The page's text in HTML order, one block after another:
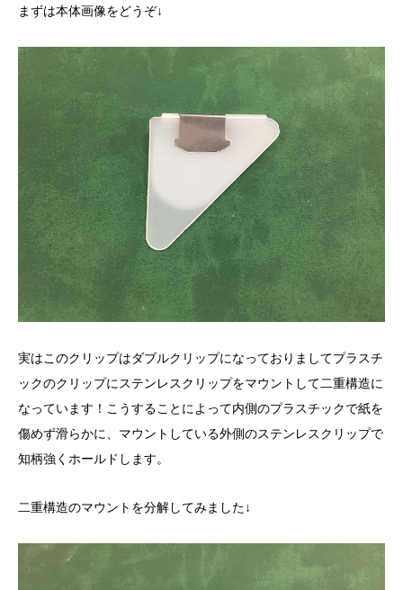
まずは本体画像をどうぞ↓
実はこのクリップはダブルクリップになっておりましてプラスチ
ックのクリップにステンレスクリップをマウントして二重構造に
なっています！こうすることによって内側のプラスチックで紙を
傷めず滑らかに、マウントしている外側のステンレスクリップで
知柄強くホールドします。
二重構造のマウントを分解してみました↓